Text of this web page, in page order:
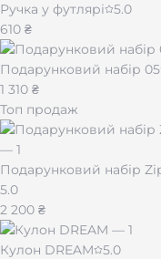
Ручка у футлярі
5.0
610 ₴
Подарунковий набір 05
1 310 ₴
Топ продаж
Подарунковий набір
5.0
2 200 ₴
Кулон DREAM
5.0